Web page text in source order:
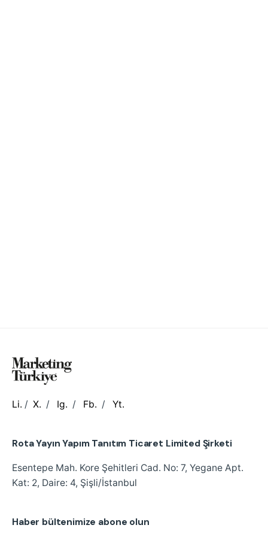
Li. / X. / Ig. / Fb. / Yt.
Rota Yayın Yapım Tanıtım Ticaret Limited Şirketi
Esentepe Mah. Kore Şehitleri Cad. No: 7, Yegane Apt.
Kat: 2, Daire: 4, Şişli/İstanbul
Haber bültenimize abone olun